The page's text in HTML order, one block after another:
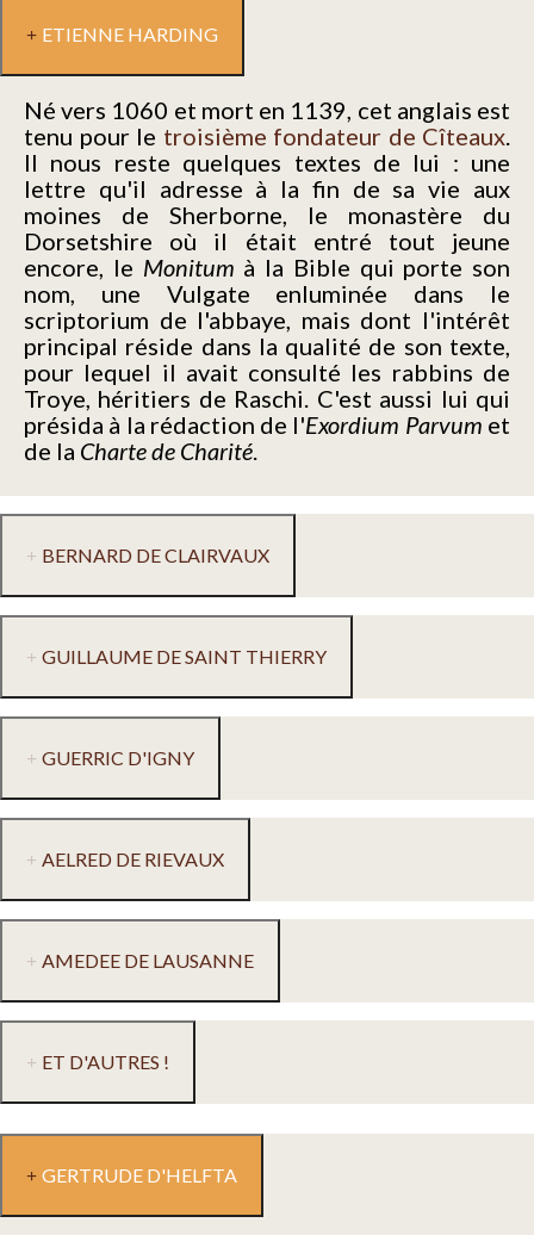
ETIENNE HARDING
Né vers 1060 et mort en 1139, cet anglais est
tenu pour le troisième fondateur de Cîteaux.
Il nous reste quelques textes de lui : une
lettre qu'il adresse à la fin de sa vie aux
moines de Sherborne, le monastère du
Dorsetshire où il était entré tout jeune
encore, le Monitum à la Bible qui porte son
nom, une Vulgate enluminée dans le
scriptorium de l'abbaye, mais dont l'intérêt
principal réside dans la qualité de son texte,
pour lequel il avait consulté les rabbins de
Troye, héritiers de Raschi. C'est aussi lui qui
présida à la rédaction de l'Exordium Parvum et
de la Charte de Charité.
BERNARD DE CLAIRVAUX
GUILLAUME DE SAINT THIERRY
GUERRIC D'IGNY
AELRED DE RIEVAUX
AMEDEE DE LAUSANNE
ET D'AUTRES !
GERTRUDE D'HELFTA